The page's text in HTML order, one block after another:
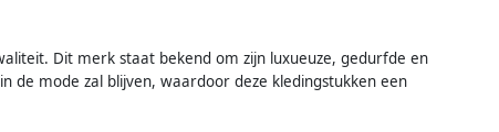
Dit merk staat bekend om zijn luxueuze, gedurfde en
de mode zal blijven, waardoor deze kledingstukken een